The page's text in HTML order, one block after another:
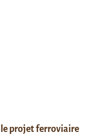
projet ferroviaire